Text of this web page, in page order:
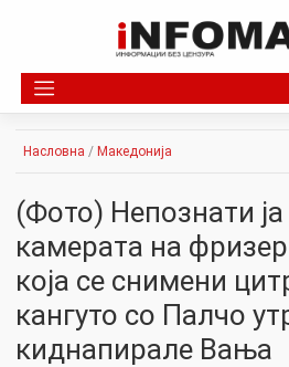
Насловна / Македонија
(Фото) Непознати
камерата на
која се снимени
кангуто со Палчо
киднапирале Вања